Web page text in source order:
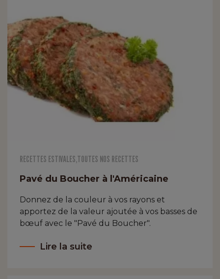
RECETTES ESTIVALES TOUTES NOS RECETTES
Pavé du Boucher à l'Américaine
Donnez de la couleur à vos rayons et
apportez de la valeur ajoutée à vos basses de
bœuf avec le "Pavé du Boucher".
Lire la suite